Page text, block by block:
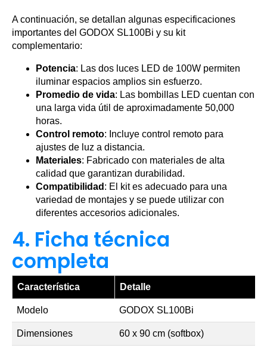
A continuación, se detallan algunas especificaciones
importantes del GODOX SL100Bi y su kit
complementario:
Potencia: Las dos luces LED de 100W permiten
iluminar espacios amplios sin esfuerzo.
Promedio de vida: Las bombillas LED cuentan con
una larga vida útil de aproximadamente 50,000
horas.
Control remoto: Incluye control remoto para
ajustes de luz a distancia.
Materiales: Fabricado con materiales de alta
calidad que garantizan durabilidad.
Compatibilidad : El kit es adecuado para una
variedad de montajes y se puede utilizar con
diferentes accesorios adicionales.
4. Ficha técnica
completa
Característica Detalle
Modelo GODOX SL100Bi
Dimensiones 60 x 90 cm (softbox)